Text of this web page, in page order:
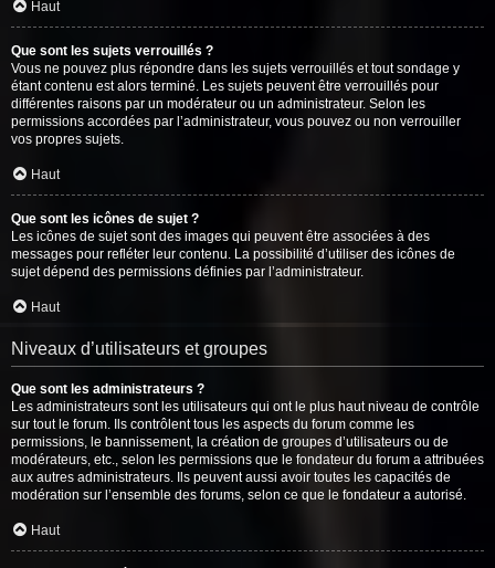
Haut
Que sont les sujets verrouillés ?
Vous ne pouvez plus répondre dans les sujets verrouillés et tout sondage y
étant contenu est alors terminé. Les sujets peuvent être verrouillés pour
différentes raisons par un modérateur ou un administrateur. Selon les
permissions accordées par l’administrateur, vous pouvez ou non verrouiller
vos propres sujets.
Haut
Que sont les icônes de sujet ?
Les icônes de sujet sont des images qui peuvent être associées à des
messages pour refléter leur contenu. La possibilité d’utiliser des icônes de
sujet dépend des permissions définies par l’administrateur.
Haut
Niveaux d’utilisateurs et groupes
Que sont les administrateurs ?
Les administrateurs sont les utilisateurs qui ont le plus haut niveau de contrôle
sur tout le forum. Ils contrôlent tous les aspects du forum comme les
permissions, le bannissement, la création de groupes d’utilisateurs ou de
modérateurs, etc., selon les permissions que le fondateur du forum a attribuées
aux autres administrateurs. Ils peuvent aussi avoir toutes les capacités de
modération sur l’ensemble des forums, selon ce que le fondateur a autorisé.
Haut